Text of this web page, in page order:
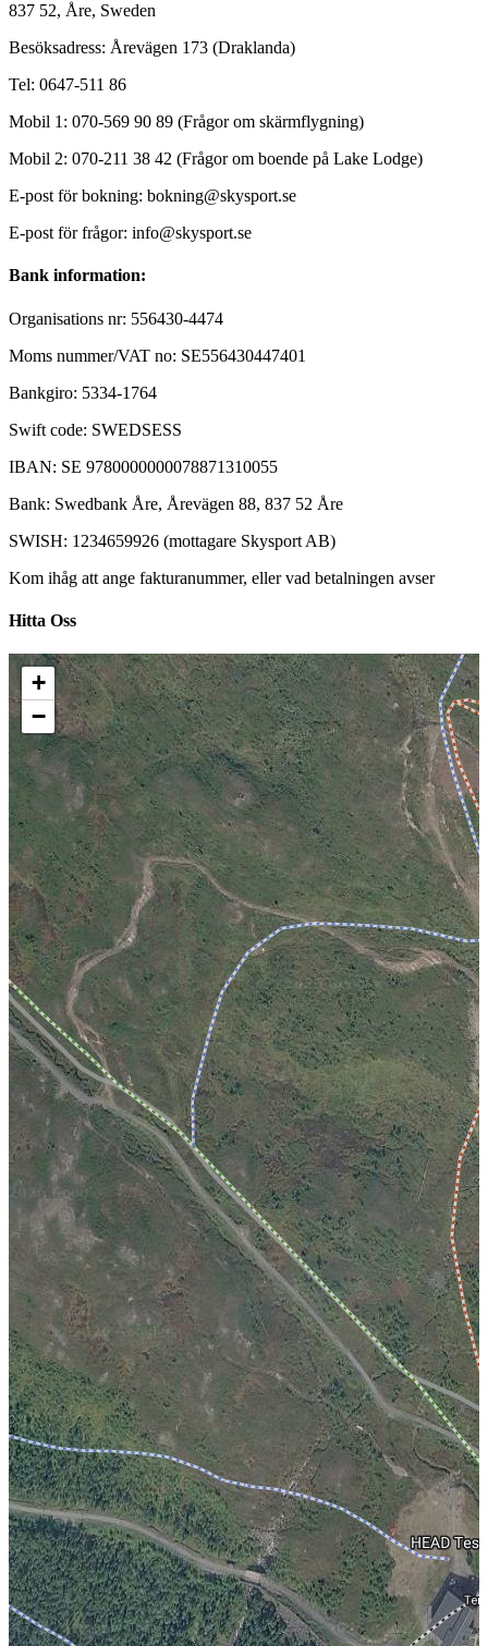
837 52, Åre, Sweden
Besöksadress: Årevägen 173 (Draklanda)
Tel: 0647-511 86
Mobil 1: 070-569 90 89 (Frågor om skärmflygning)
Mobil 2: 070-211 38 42 (Frågor om boende på Lake Lodge)
E-post för bokning: bokning@skysport.se
E-post för frågor: info@skysport.se
Bank information:
Organisations nr: 556430-4474
Moms nummer/VAT no: SE556430447401
Bankgiro: 5334-1764
Swift code: SWEDSESS
IBAN: SE 9780000000078871310055
Bank: Swedbank Åre, Årevägen 88, 837 52 Åre
SWISH: 1234659926 (mottagare Skysport AB)
Kom ihåg att ange fakturanummer, eller vad betalningen avser
Hitta Oss
+
−